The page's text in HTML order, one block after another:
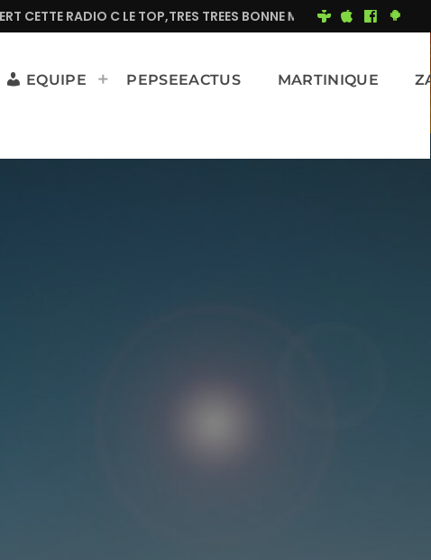
C LE TOP,TRES TREES BONNE MUSIQUE EN CONTINUE
EQUIPE PEPSEEACTUS MARTINIQUE